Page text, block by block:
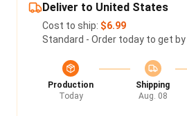
Deliver to United States
Cost to ship: $6.99
Standard - Order today to get by
Production
Today
Shipping
Aug. 08